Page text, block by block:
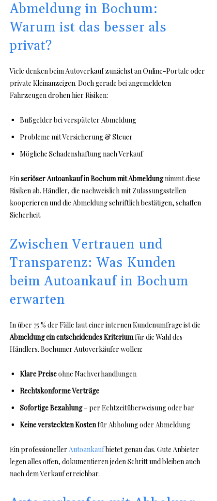
Abmeldung in Bochum:
Warum ist das besser als
privat?
Viele denken beim Autoverkauf zunächst an Online-Portale oder
private Kleinanzeigen. Doch gerade bei angemeldeten
Fahrzeugen drohen hier Risiken:
Bußgelder bei verspäteter Abmeldung
Probleme mit Versicherung & Steuer
Mögliche Schadenshaftung nach Verkauf
Einseriöser Autoankauf in Bochum mit Abmeldungnimmt diese
Risiken ab. Händler, die nachweislich mit Zulassungsstellen
kooperieren und die Abmeldung schriftlich bestätigen, schaffen
Sicherheit.
Zwischen Vertrauen und
Transparenz: Was Kunden
beim Autoankauf in Bochum
erwarten
In über 75 % der Fälle laut einer internen Kundenumfrage ist die
Abmeldung ein entscheidendes Kriteriumfür die Wahl des
Händlers. Bochumer Autoverkäufer wollen:
Klare Preiseohne Nachverhandlungen
Rechtskonforme Verträge
Sofortige Bezahlung– per Echtzeitüberweisung oder bar
Keine versteckten Kostenfür Abholung oder Abmeldung
Ein professioneller Autoankaufbietet genau das. Gute Anbieter
legen alles offen, dokumentieren jeden Schritt und bleiben auch
nach dem Verkauf erreichbar.